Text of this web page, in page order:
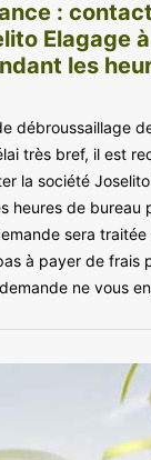
:
Elagage
les
débroussaillage
très bref, il est
la société
heures de bureau
sera
à payer de frais
ne vous